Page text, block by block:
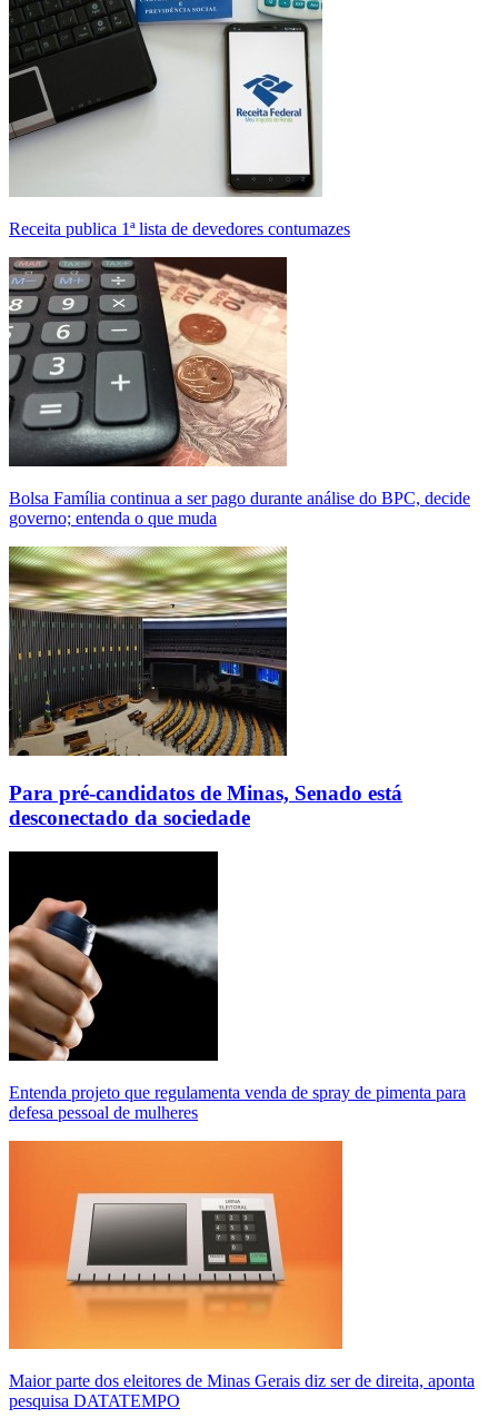
Receita publica 1ª lista de devedores contumazes
Bolsa Família continua a ser pago durante análise do BPC, decide
governo; entenda o que muda
Para pré-candidatos de Minas, Senado está
desconectado da sociedade
Entenda projeto que regulamenta venda de spray de pimenta para
defesa pessoal de mulheres
Maior parte dos eleitores de Minas Gerais diz ser de direita, aponta
pesquisa DATATEMPO